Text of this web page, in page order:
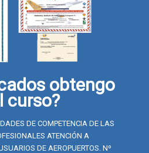
obtengo
curso?
DE COMPETENCIA DE LAS
ATENCIÓN A
DE AEROPUERTOS. Nº